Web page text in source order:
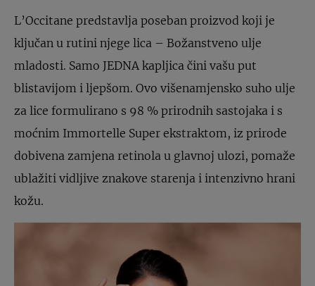
L’Occitane predstavlja poseban proizvod koji je
ključan u rutini njege lica – Božanstveno ulje
mladosti. Samo JEDNA kapljica čini vašu put
blistavijom i ljepšom. Ovo višenamjensko suho ulje
za lice formulirano s 98 % prirodnih sastojaka i s
moćnim Immortelle Super ekstraktom, iz prirode
dobivena zamjena retinola u glavnoj ulozi, pomaže
ublažiti vidljive znakove starenja i intenzivno hrani
kožu.